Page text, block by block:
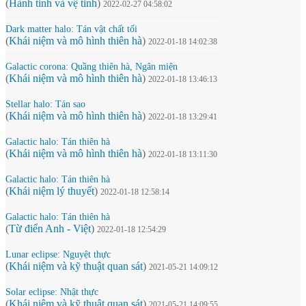
( Hành tinh và vệ tinh) 2022-02-27 04:58:02
Dark matter halo: Tán vật chất tối
(Khái niệm và mô hình thiên hà) 2022-01-18 14:02:38
Galactic corona: Quầng thiên hà, Ngân miện
(Khái niệm và mô hình thiên hà) 2022-01-18 13:46:13
Stellar halo: Tán sao
(Khái niệm và mô hình thiên hà) 2022-01-18 13:29:41
Galactic halo: Tán thiên hà
(Khái niệm và mô hình thiên hà) 2022-01-18 13:11:30
Galactic halo: Tán thiên hà
(Khái niệm lý thuyết) 2022-01-18 12:58:14
Galactic halo: Tán thiên hà
(Từ điển Anh - Việt) 2022-01-18 12:54:29
Lunar eclipse: Nguyệt thực
(Khái niệm và kỹ thuật quan sát) 2021-05-21 14:09:12
Solar eclipse: Nhật thực
(Khái niệm và kỹ thuật quan sát)